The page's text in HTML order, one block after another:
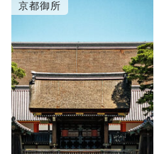
京都御所